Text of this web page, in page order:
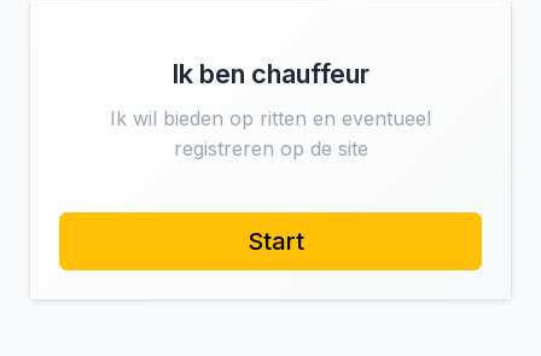
Ik ben chauffeur
Ik wil bieden op ritten en eventueel
registreren op de site
Start